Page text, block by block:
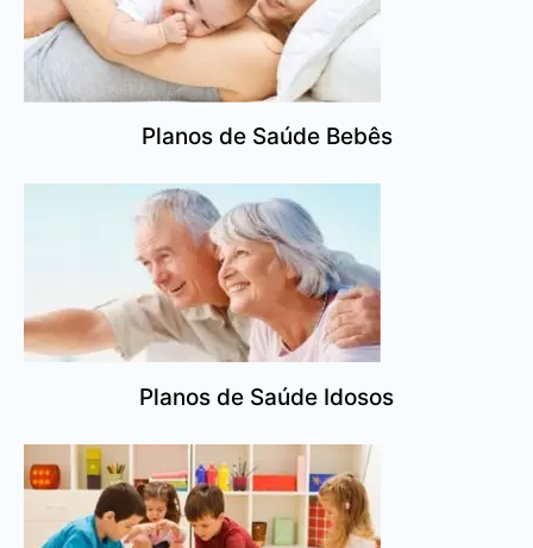
Planos de Saúde Bebês
Planos de Saúde Idosos